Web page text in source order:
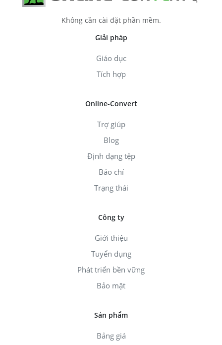
Không cần cài đặt phần mềm.
Giải pháp
Giáo dục
Tích hợp
Online-Convert
Trợ giúp
Blog
Định dạng tệp
Báo chí
Trạng thái
Công ty
Giới thiệu
Tuyển dụng
Phát triển bền vững
Bảo mật
Sản phẩm
Bảng giá